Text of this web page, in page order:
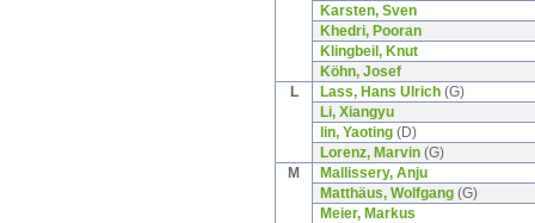
Karsten, Sven
Khedri, Pooran
Klingbeil, Knut
Köhn, Josef
L
Lass, Hans Ulrich(G)
Li, Xiangyu
lin, Yaoting(D)
Lorenz, Marvin(G)
M
Mallissery, Anju
Matthäus, Wolfgang(G)
Meier, Markus